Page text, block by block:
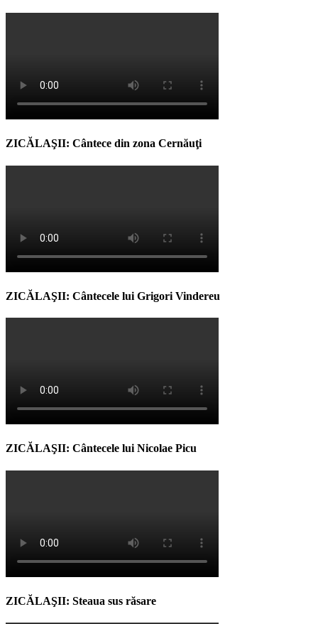
ZICĂLAŞII: Cântece din zona Cernăuţi
ZICĂLAŞII: Cântecele lui Grigori Vindereu
ZICĂLAŞII: Cântecele lui Nicolae Picu
ZICĂLAŞII: Steaua sus răsare